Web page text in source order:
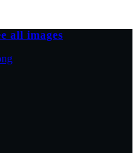
all images